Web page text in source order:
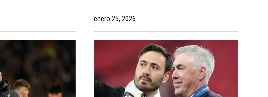
enero 25, 2026